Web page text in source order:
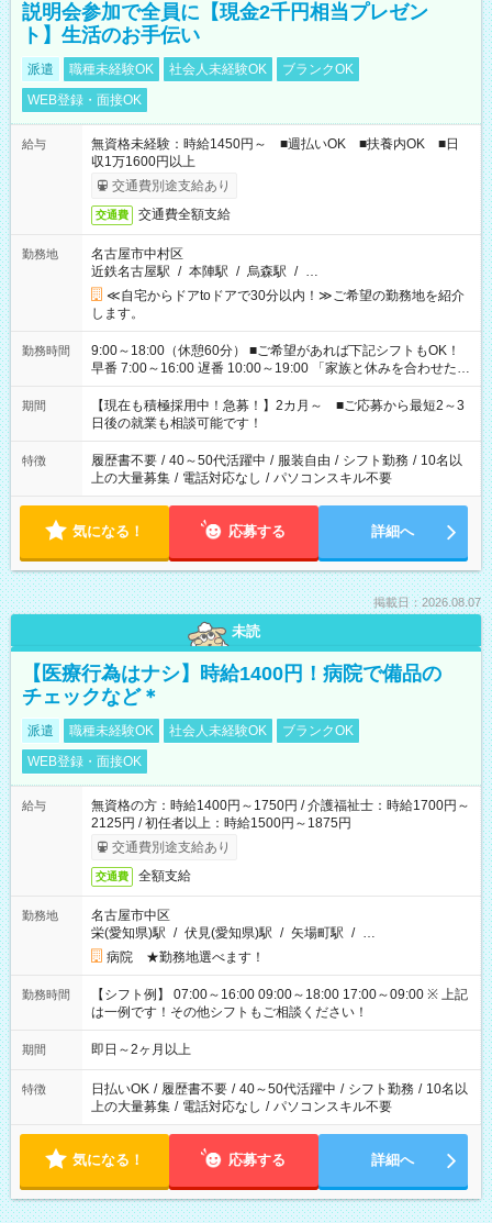
説明会参加で全員に【現金2千円相当プレゼン
ト】生活のお手伝い
派遣 職種未経験OK 社会人未経験OK
ブランクOK
WEB登録・面接OK
給与
無資格未経験：時給1450円～ ■週払いOK ■扶養内OK ■日
収1万1600円以上
交通費別途支給あり
交通費 交通費全額支給
勤務地
名古屋市中村区
近鉄名古屋駅 / 本陣駅 / 烏森駅 / …
≪自宅からドアtoドアで30分以内！≫ご希望の勤務地を紹介
します。
勤務時間
9:00～18:00（休憩60分） ■ご希望があれば下記シフトもOK！
早番 7:00～16:00 遅番 10:00～19:00 「家族と休みを合わせた
い」 「余裕を持って夕飯の準備がしたい」 「できれば残業はし
たくない」 など、ご希望を教えてくださいね。 ※Wワーク希望
の方へ 今ご覧のお仕事で希望する勤務時間と、もう1つのお仕事
の勤務時間。 合計で週40時間を超える場合は応募できません。
期間
【現在も積極採用中！急募！】2カ月～ ■ご応募から最短2～3
日後の就業も相談可能です！
特徴 履歴書不要 / 40～50代活躍中 / 服装自由 / シフト勤務 / 10名以
上の大量募集 / 電話対応なし / パソコンスキル不要
気になる！ 応募する 詳細へ
掲載日：2026.08.07
未読
【医療行為はナシ】時給1400円！病院で備品の
チェックなど＊
派遣 職種未経験OK 社会人未経験OK
ブランクOK
WEB登録・面接OK
給与
無資格の方：時給1400円～1750円 / 介護福祉士：時給1700円～
2125円 / 初任者以上：時給1500円～1875円
交通費別途支給あり
交通費 全額支給
勤務地
名古屋市中区
栄(愛知県)駅 / 伏見(愛知県)駅 / 矢場町駅 / …
病院 ★勤務地選べます！
勤務時間
【シフト例】 07:00～16:00 09:00～18:00 17:00～09:00 ※ 上記
は一例です！その他シフトもご相談ください！
期間 即日～2ヶ月以上
特徴 日払いOK / 履歴書不要 / 40～50代活躍中 / シフト勤務 / 10名以
上の大量募集 / 電話対応なし / パソコンスキル不要
気になる！ 応募する 詳細へ